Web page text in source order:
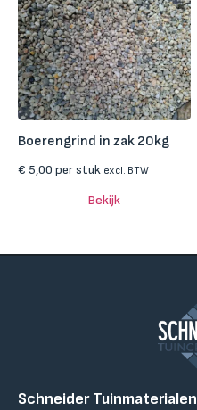
Boerengrind in zak 20kg
€ 5,00 per stuk excl. BTW
Bekijk
Schneider Tuinmaterialen